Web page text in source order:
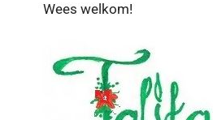
Wees welkom!